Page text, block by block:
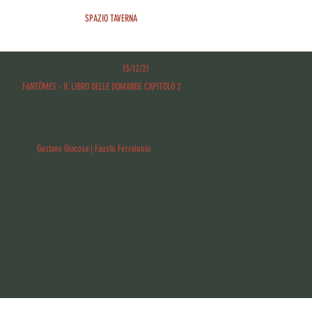
SPAZIO TAVERNA
FANTÔMES - IL LIBRO DELLE DOMANDE CAPITOLO 2
13/12/21
Gustavo Giacosa | Fausto Ferraiuolo